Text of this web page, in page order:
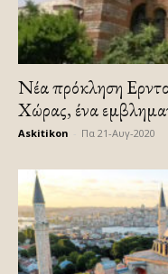
Nέα πρόκληση
Χώρας, ένα
Askitikon Πα 21-Αυγ-2020